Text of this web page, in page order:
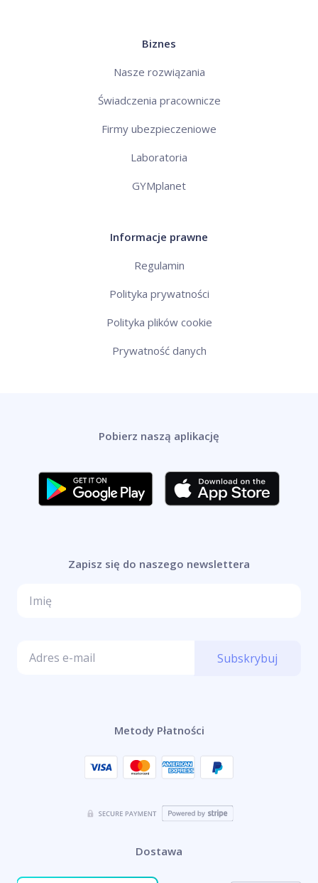
Biznes
Nasze rozwiązania
Świadczenia pracownicze
Firmy ubezpieczeniowe
Laboratoria
GYMplanet
Informacje prawne
Regulamin
Polityka prywatności
Polityka plików cookie
Prywatność danych
Pobierz naszą aplikację
Zapisz się do naszego newslettera
Subskrybuj
Metody Płatności
Dostawa